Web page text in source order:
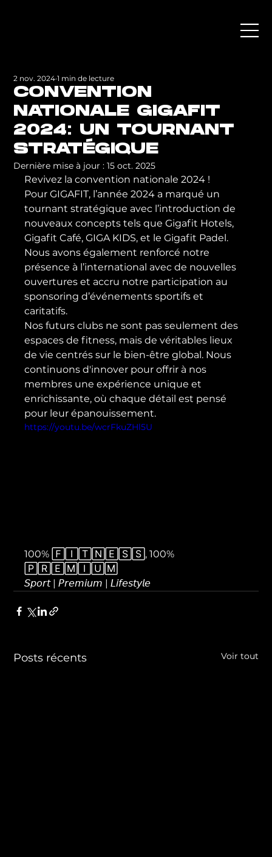
CONVENTION
NATIONALE GIGAFIT
2024: UN TOURNANT
STRATÉGIQUE
2 nov. 2024 1 min de lecture
Dernière mise à jour :15 oct. 2025
Revivez la convention nationale 2024 !
Pour GIGAFIT, l’année 2024 a marqué un
tournant stratégique avec l’introduction de
nouveaux concepts tels que Gigafit Hotels,
Gigafit Café, GIGA KIDS, et le Gigafit Padel.
Nous avons également renforcé notre
présence à l’international avec de nouvelles
ouvertures et accru notre participation au
sponsoring d’événements sportifs et
caritatifs.
Nos futurs clubs ne sont pas seulement des
espaces de fitness, mais de véritables lieux
de vie centrés sur le bien-être global. Nous
continuons d'innover pour offrir à nos
membres une expérience unique et
enrichissante, où chaque détail est pensé
pour leur épanouissement.
https://youtu.be/wcrFkuZHl5U
100% 🄵🄸🅃🄽🄴🅂🅂, 100%
🄿🅁🄴🄼🄸🅄🄼
𝘚𝘱𝘰𝘳𝘵 | 𝘗𝘳𝘦𝘮𝘪𝘶𝘮 | 𝘓𝘪𝘧𝘦𝘴𝘵𝘺𝘭𝘦
Posts récents Voir tout